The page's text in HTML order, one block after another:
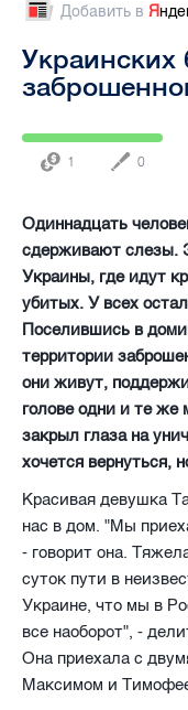
Добавить в Я
Украинских
1 0
Одиннадцать
сдерживают слезы.
Украины, где идут
убитых. У всех
Поселившись в
территории
они живут,
голове одни и те же
закрыл глаза на
хочется вернуться,
Красивая девушка
нас в дом. "Мы
- говорит она.
суток пути в
Украине, что мы в
все наоборот", -
Она приехала с
Максимом и